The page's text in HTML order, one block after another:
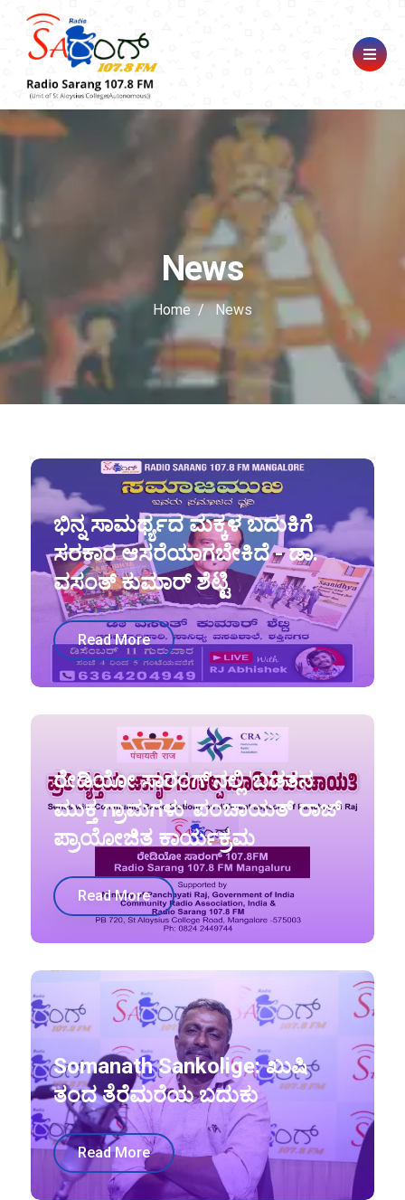
News
Home News
ಭಿನ್ನ ಸಾಮರ್ಥ್ಯದ ಮಕ್ಕಳ ಬದುಕಿಗೆ
ಸರಕಾರ ಆಸರೆಯಾಗಬೇಕಿದೆ - ಡಾ.
ವಸಂತ್ ಕುಮಾರ್ ಶೆಟ್ಟಿ
Read More
ರೇಡಿಯೋ ಸಾರಂಗ್'ನಲ್ಲಿ 'ಬಡತನ
ಮುಕ್ತ ಗ್ರಾಮಗಳು' ಪಂಚಾಯತ್ ರಾಜ್
ಪ್ರಾಯೋಜಿತ ಕಾರ್ಯಕ್ರಮ
Read More
Somanath Sankolige: ಖುಷಿ
ತಂದ ತೆರೆಮರೆಯ ಬದುಕು
Read More